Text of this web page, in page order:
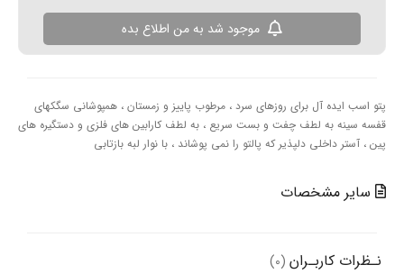
موجود شد به من اطلاع بده
برای روزهای سرد ، مرطوب پاییز و زمستان ، همپوشانی سگکهای
چفت و بست سریع ، به لطف کارابین های فلزی و دستگیره های
دلپذیر که پالتو را نمی پوشاند ، با نوار لبه بازتابی
(0)